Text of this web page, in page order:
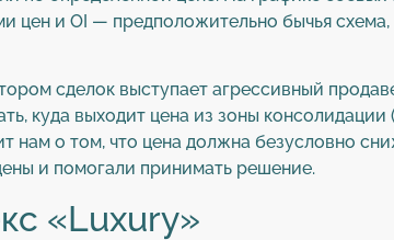
и OI — предположительно бычья схема,
сделок выступает агрессивный
куда выходит цена из зоны консолидации
нам о том, что цена должна безусловно
и помогали принимать решение.
«Luxury»